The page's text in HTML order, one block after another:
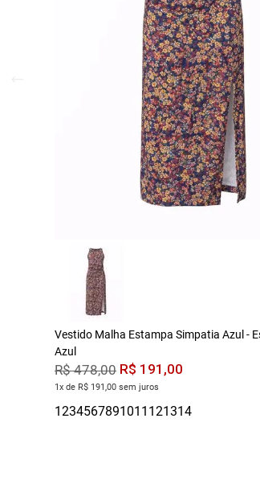
Vestido Malha Estampa Simpatia Azul -
Azul
R$ 478,00 R$ 191 ,00
1x de R$ 191,00 sem juros